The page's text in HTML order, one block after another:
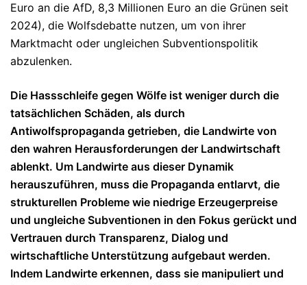
Euro an die AfD, 8,3 Millionen Euro an die Grünen seit
2024), die Wolfsdebatte nutzen, um von ihrer
Marktmacht oder ungleichen Subventionspolitik
abzulenken.
Die Hassschleife gegen Wölfe ist weniger durch die
tatsächlichen Schäden, als durch
Antiwolfspropaganda getrieben, die Landwirte von
den wahren Herausforderungen der Landwirtschaft
ablenkt. Um Landwirte aus dieser Dynamik
herauszuführen, muss die Propaganda entlarvt, die
strukturellen Probleme wie niedrige Erzeugerpreise
und ungleiche Subventionen in den Fokus gerückt und
Vertrauen durch Transparenz, Dialog und
wirtschaftliche Unterstützung aufgebaut werden.
Indem Landwirte erkennen, dass sie manipuliert und